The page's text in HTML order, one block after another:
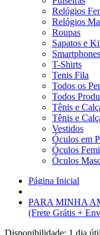
Relógios
Relógios
Roupas
Sapatos e
Smartphones
T-Shirts
Tenis Fila
Todos os
Todos
Tênis e
Tênis e
Vestidos
Óculos em
Óculos
Óculos
Página Inicial
PARA MINHA
(Frete Grátis +
Disponibilidade: 1 dia útil